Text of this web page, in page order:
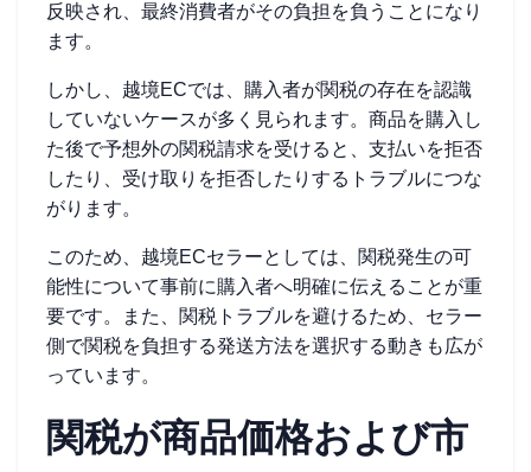
反映され、最終消費者がその負担を負うことになり
ます。
しかし、越境ECでは、購入者が関税の存在を認識
していないケースが多く見られます。商品を購入し
た後で予想外の関税請求を受けると、支払いを拒否
したり、受け取りを拒否したりするトラブルにつな
がります。
このため、越境ECセラーとしては、関税発生の可
能性について事前に購入者へ明確に伝えることが重
要です。また、関税トラブルを避けるため、セラー
側で関税を負担する発送方法を選択する動きも広が
っています。
関税が商品価格および市